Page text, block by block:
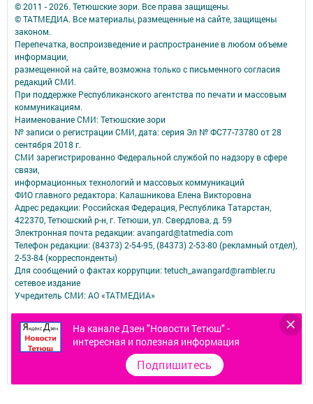
На канале Дзен "Новости Тетюш" -
интересная и полезная информация
Подпишитесь
© 2011 - 2026. Тетюшские зори. Все права защищены.
© ТАТМЕДИА. Все материалы, размещенные на сайте, защищены
законом.
Перепечатка, воспроизведение и распространение в любом объеме
информации,
размещенной на сайте, возможна только с письменного согласия
редакций СМИ.
При поддержке Республиканского агентства по печати и массовым
коммуникациям.
Наименование СМИ: Тетюшские зори
№ записи о регистрации СМИ, дата: серия Эл № ФС77-73780 от 28
сентября 2018 г.
СМИ зарегистрированно Федеральной службой по надзору в сфере
связи,
информационных технологий и массовых коммуникаций
ФИО главного редактора: Калашникова Елена Викторовна
Адрес редакции: Российская Федерация, Республика Татарстан,
422370, Тетюшский р-н, г. Тетюши, ул. Свердлова, д. 59
Электронная почта редакции: avangard@tatmedia.com
Телефон редакции: (84373) 2-54-95, (84373) 2-53-80 (рекламный отдел),
2-53-84 (корреспонденты)
Для сообщений о фактах коррупции: tetuch_awangard@rambler.ru
сетевое издание
Учредитель СМИ: АО «ТАТМЕДИА»
Антикоррупционная политика
АО «ТАТМЕДИА» использует «cookie»для персонализации сервисов и
удобства пользователей сайтом.
Использование «cookie» можно отменить в настройках браузера.
Политика конфиденциальности